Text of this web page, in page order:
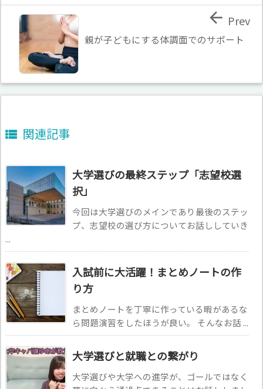
親が子どもにする体調面でのサポート
 Prev
 関連記事
大学選びの最終ステップ「志望校選
択」
今回は大学選びのメインであり最後のステッ
プ、志望校の選び方についてお話ししていき
...
入試前に大活躍！まとめノートの作
り方
まとめノートを丁寧に作っている暇があるな
ら問題演習をしたほうが良い。 そんなお話 ...
大学選びと就職との繋がり
大学選びや大学への進学が、ゴールではなく